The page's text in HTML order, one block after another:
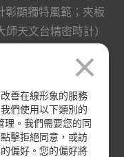
彰顯獨特風範；夾板
師天文台精密時計）
空鎢金屬自動陀飾
與主夾板則以磨光
。
固定，確保穩固精
後經測試，原廠機
善在線形象的服務
們使用以下類別的
理。我們需要您的同
擊拒絕同意，或訪
偏好。您的偏好將